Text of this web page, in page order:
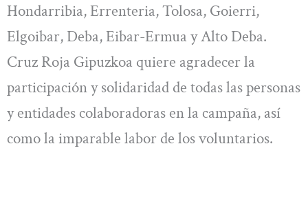
Hondarribia, Errenteria, Tolosa, Goierri,
Elgoibar, Deba, Eibar-Ermua y Alto Deba.
Cruz Roja Gipuzkoa quiere agradecer la
participación y solidaridad de todas las personas
y entidades colaboradoras en la campaña, así
como la imparable labor de los voluntarios.